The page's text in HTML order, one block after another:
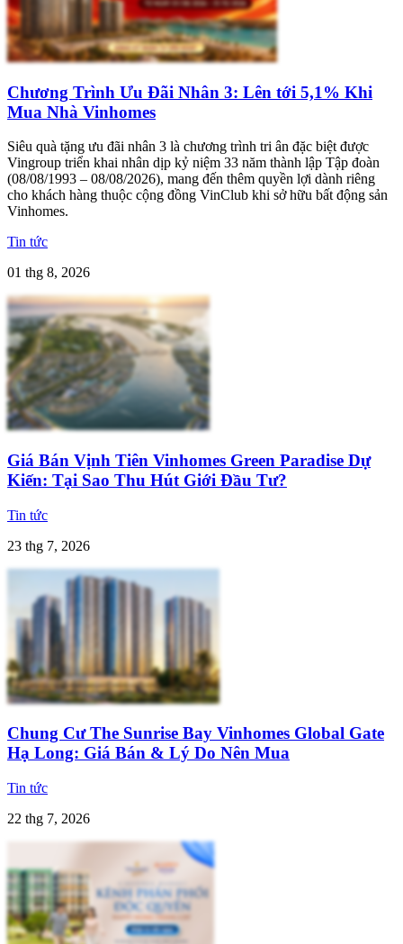
Chương Trình Ưu Đãi Nhân 3: Lên tới 5,1% Khi
Mua Nhà Vinhomes
Siêu quà tặng ưu đãi nhân 3 là chương trình tri ân đặc biệt được
Vingroup triển khai nhân dịp kỷ niệm 33 năm thành lập Tập đoàn
(08/08/1993 – 08/08/2026), mang đến thêm quyền lợi dành riêng
cho khách hàng thuộc cộng đồng VinClub khi sở hữu bất động sản
Vinhomes.
Tin tức
01 thg 8, 2026
Giá Bán Vịnh Tiên Vinhomes Green Paradise Dự
Kiến: Tại Sao Thu Hút Giới Đầu Tư?
Tin tức
23 thg 7, 2026
Chung Cư The Sunrise Bay Vinhomes Global Gate
Hạ Long: Giá Bán & Lý Do Nên Mua
Tin tức
22 thg 7, 2026